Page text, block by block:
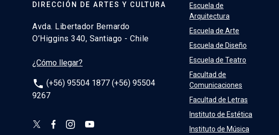
DIRECCIÓN DE ARTES Y CULTURA
Avda. Libertador Bernardo
O’Higgins 340, Santiago - Chile
¿Cómo llegar?
phone (+56) 95504 1877 (+56) 95504
9267
Escuela de
Arquitectura
Escuela de Arte
Escuela de Diseño
Escuela de Teatro
Facultad de
Comunicaciones
Facultad de Letras
Instituto de Estética
Instituto de Música